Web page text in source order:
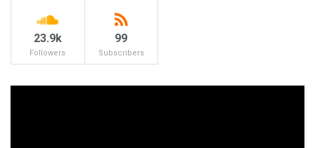
23.9k
Followers
99
Subscribers